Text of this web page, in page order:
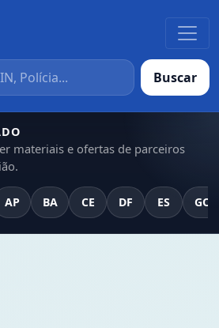
Buscar
materiais e ofertas de parceiros
AP BA CE DF ES GO